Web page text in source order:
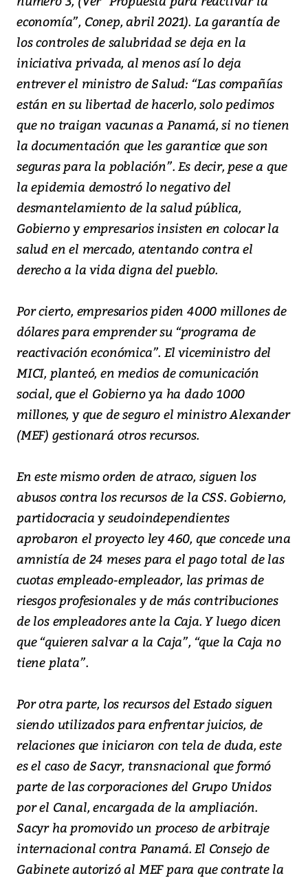
economía”, Conep, abril 2021). La garantía de
los controles de salubridad se deja en la
iniciativa privada, al menos así lo deja
entrever el ministro de Salud: “Las compañías
están en su libertad de hacerlo, solo pedimos
que no traigan vacunas a Panamá, si no tienen
la documentación que les garantice que son
seguras para la población”. Es decir, pese a que
la epidemia demostró lo negativo del
desmantelamiento de la salud pública,
Gobierno y empresarios insisten en colocar la
salud en el mercado, atentando contra el
derecho a la vida digna del pueblo.
Por cierto, empresarios piden 4000 millones de
dólares para emprender su “programa de
reactivación económica”. El viceministro del
MICI, planteó, en medios de comunicación
social, que el Gobierno ya ha dado 1000
millones, y que de seguro el ministro Alexander
(MEF) gestionará otros recursos.
En este mismo orden de atraco, siguen los
abusos contra los recursos de la CSS. Gobierno,
partidocracia y seudoindependientes
aprobaron el proyecto ley 460, que concede una
amnistía de 24 meses para el pago total de las
cuotas empleado-empleador, las primas de
riesgos profesionales y de más contribuciones
de los empleadores ante la Caja. Y luego dicen
que “quieren salvar a la Caja”, “que la Caja no
tiene plata”.
Por otra parte, los recursos del Estado siguen
siendo utilizados para enfrentar juicios, de
relaciones que iniciaron con tela de duda, este
es el caso de Sacyr, transnacional que formó
parte de las corporaciones del Grupo Unidos
por el Canal, encargada de la ampliación.
Sacyr ha promovido un proceso de arbitraje
internacional contra Panamá. El Consejo de
Gabinete autorizó al MEF para que contrate la